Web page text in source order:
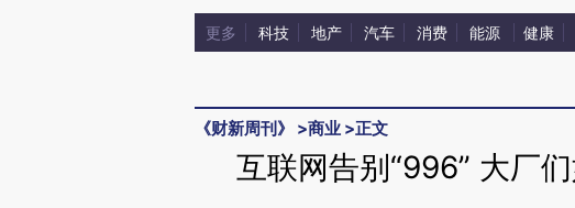
更多 科技 地产 汽车 消费 能源 健康
《财新周刊》 >商业 >正文
互联网告别“996” 大厂